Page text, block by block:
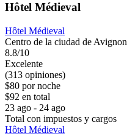
Hôtel Médieval
Hôtel Médieval
Centro de la ciudad de Avignon
8.8/10
Excelente
(313 opiniones)
$80 por noche
$92 en total
23 ago - 24 ago
Total con impuestos y cargos
Hôtel Médieval